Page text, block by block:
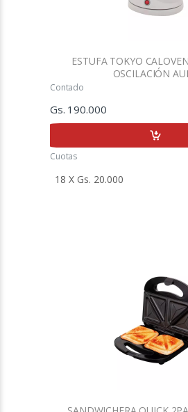
ESTUFA TOKYO
OSCILACIÓN
Contado
Gs. 190.000
Cuotas